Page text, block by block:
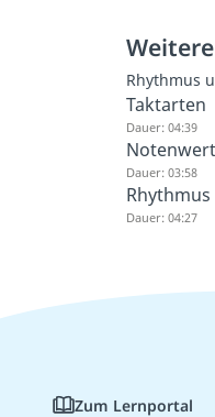
Rhythmus
Taktarten
Dauer: 04:39
Dauer: 03:58
Rhythmus
Dauer: 04:27
Zum Lernportal